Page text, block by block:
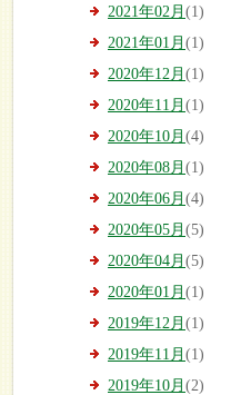
2021年02月 (1)
2021年01月 (1)
2020年12月 (1)
2020年11月 (1)
2020年10月 (4)
2020年08月 (1)
2020年06月 (4)
2020年05月 (5)
2020年04月 (5)
2020年01月 (1)
2019年12月 (1)
2019年11月 (1)
2019年10月 (2)